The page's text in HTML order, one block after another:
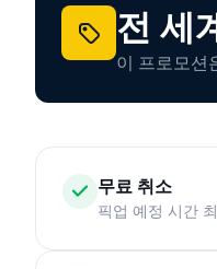
전 세
이 프로모션
무료 취소
픽업 예정 시간